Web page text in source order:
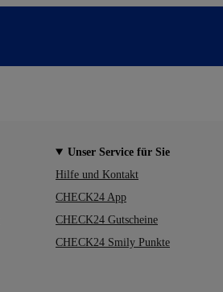
Unser Service für Sie
Hilfe und Kontakt
CHECK24 App
CHECK24 Gutscheine
CHECK24 Smily Punkte